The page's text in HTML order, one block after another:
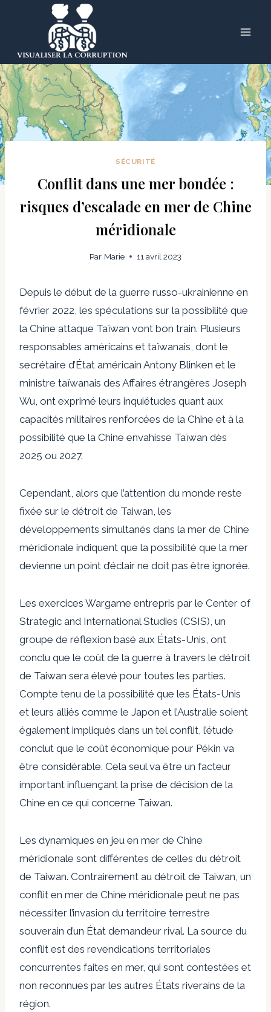
SÉCURITÉ
Conflit dans une mer bondée :
risques d’escalade en mer de Chine
méridionale
Par Marie 11 avril 2023
Depuis le début de la guerre russo-ukrainienne en
février 2022, les spéculations sur la possibilité que
la Chine attaque Taïwan vont bon train. Plusieurs
responsables américains et taïwanais, dont le
secrétaire d’État américain Antony Blinken et le
ministre taïwanais des Affaires étrangères Joseph
Wu, ont exprimé leurs inquiétudes quant aux
capacités militaires renforcées de la Chine et à la
possibilité que la Chine envahisse Taïwan dès
2025 ou 2027.
Cependant, alors que l’attention du monde reste
fixée sur le détroit de Taiwan, les
développements simultanés dans la mer de Chine
méridionale indiquent que la possibilité que la mer
devienne un point d’éclair ne doit pas être ignorée.
Les exercices Wargame entrepris par le Center of
Strategic and International Studies (CSIS), un
groupe de réflexion basé aux États-Unis, ont
conclu que le coût de la guerre à travers le détroit
de Taiwan sera élevé pour toutes les parties.
Compte tenu de la possibilité que les États-Unis
et leurs alliés comme le Japon et l’Australie soient
également impliqués dans un tel conflit, l’étude
conclut que le coût économique pour Pékin va
être considérable. Cela seul va être un facteur
important influençant la prise de décision de la
Chine en ce qui concerne Taiwan.
Les dynamiques en jeu en mer de Chine
méridionale sont différentes de celles du détroit
de Taiwan. Contrairement au détroit de Taiwan, un
conflit en mer de Chine méridionale peut ne pas
nécessiter l’invasion du territoire terrestre
souverain d’un État demandeur rival. La source du
conflit est des revendications territoriales
concurrentes faites en mer, qui sont contestées et
non reconnues par les autres États riverains de la
région.